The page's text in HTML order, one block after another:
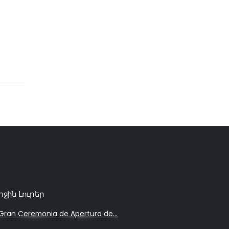
Լուրեր
Ceremonia de Apertura de...